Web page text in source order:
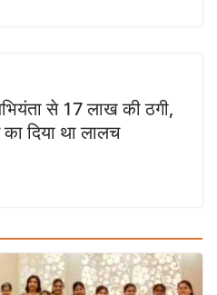
से 17 लाख की ठगी,
दिया था लालच